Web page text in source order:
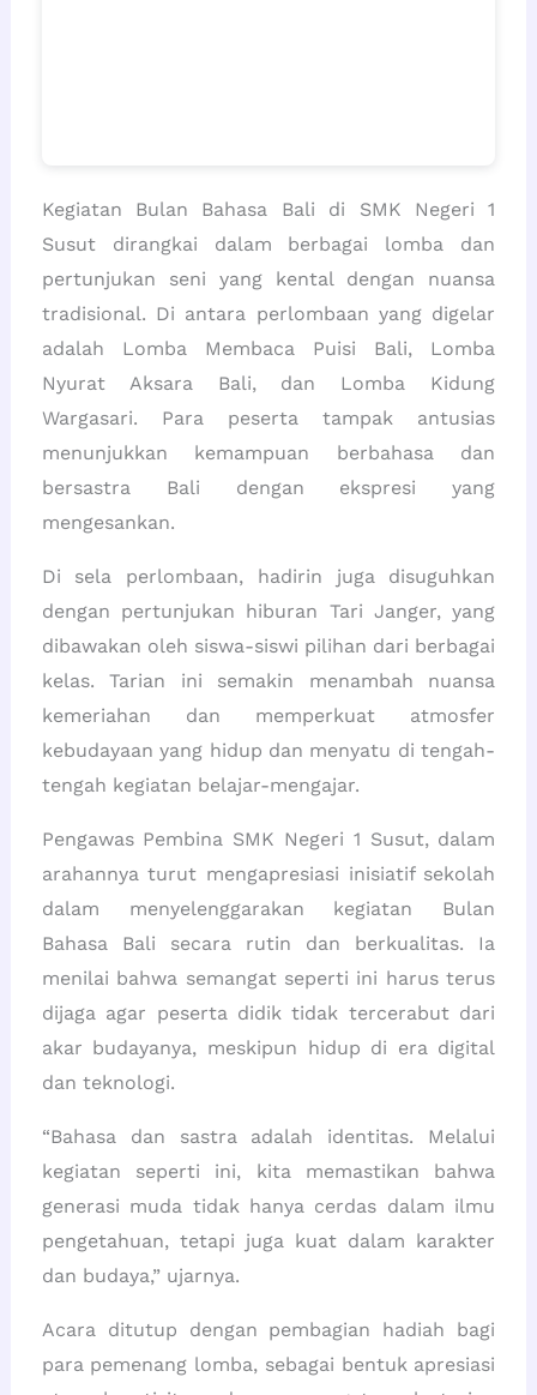
Kegiatan Bulan Bahasa Bali di SMK Negeri 1
Susut dirangkai dalam berbagai lomba dan
pertunjukan seni yang kental dengan nuansa
tradisional. Di antara perlombaan yang digelar
adalah Lomba Membaca Puisi Bali, Lomba
Nyurat Aksara Bali, dan Lomba Kidung
Wargasari. Para peserta tampak antusias
menunjukkan kemampuan berbahasa dan
bersastra Bali dengan ekspresi yang
mengesankan.
Di sela perlombaan, hadirin juga disuguhkan
dengan pertunjukan hiburan Tari Janger, yang
dibawakan oleh siswa-siswi pilihan dari berbagai
kelas. Tarian ini semakin menambah nuansa
kemeriahan dan memperkuat atmosfer
kebudayaan yang hidup dan menyatu di tengah-
tengah kegiatan belajar-mengajar.
Pengawas Pembina SMK Negeri 1 Susut, dalam
arahannya turut mengapresiasi inisiatif sekolah
dalam menyelenggarakan kegiatan Bulan
Bahasa Bali secara rutin dan berkualitas. Ia
menilai bahwa semangat seperti ini harus terus
dijaga agar peserta didik tidak tercerabut dari
akar budayanya, meskipun hidup di era digital
dan teknologi.
“Bahasa dan sastra adalah identitas. Melalui
kegiatan seperti ini, kita memastikan bahwa
generasi muda tidak hanya cerdas dalam ilmu
pengetahuan, tetapi juga kuat dalam karakter
dan budaya,” ujarnya.
Acara ditutup dengan pembagian hadiah bagi
para pemenang lomba, sebagai bentuk apresiasi